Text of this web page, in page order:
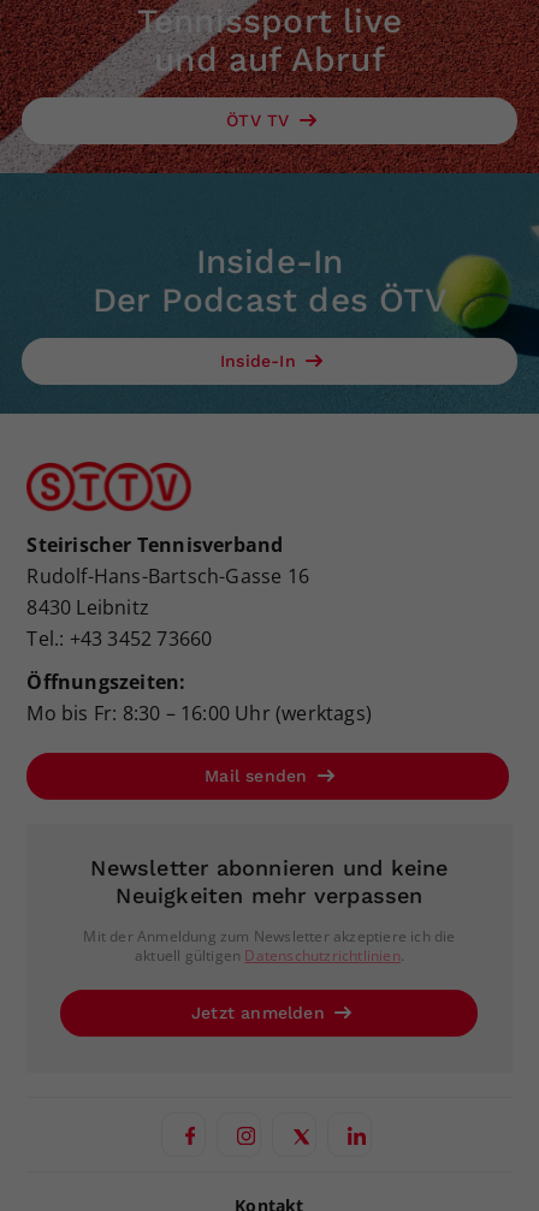
Tennissport live
und auf Abruf
ÖTV TV
Inside-In
Der Podcast des ÖTV
Inside-In
Steirischer Tennisverband
Rudolf-Hans-Bartsch-Gasse 16
8430 Leibnitz
Tel.: +43 3452 73660
Öffnungszeiten:
Mo bis Fr: 8:30 – 16:00 Uhr (werktags)
Mail senden
Newsletter abonnieren und keine
Neuigkeiten mehr verpassen
Mit der Anmeldung zum Newsletter akzeptiere ich die
aktuell gültigen Datenschutzrichtlinien.
Jetzt anmelden
Kontakt